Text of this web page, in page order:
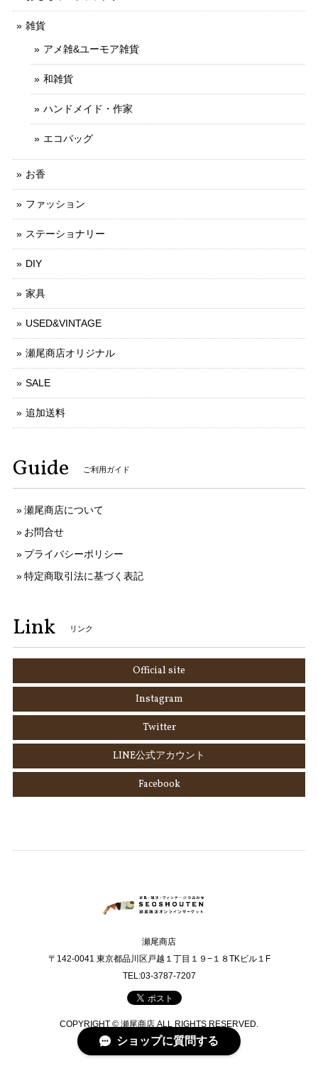
雑貨
アメ雑&ユーモア雑貨
和雑貨
ハンドメイド・作家
エコバッグ
お香
ファッション
ステーショナリー
DIY
家具
USED&VINTAGE
瀬尾商店オリジナル
SALE
追加送料
Guide ご利用ガイド
瀬尾商店について
お問合せ
プライバシーポリシー
特定商取引法に基づく表記
Link リンク
Official site
Instagram
Twitter
LINE公式アカウント
Facebook
瀬尾商店
〒142-0041 東京都品川区戸越１丁目１９−１８TKビル１F
TEL:03-3787-7207
COPYRIGHT © 瀬尾商店 ALL RIGHTS RESERVED.
ショップに質問する